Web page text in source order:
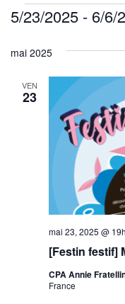
Évènements
5/23/2025 - 6/6/
une
mai 2025
VEN
23
[Festin festif]
mai 23, 2025 @
CPA Annie
France